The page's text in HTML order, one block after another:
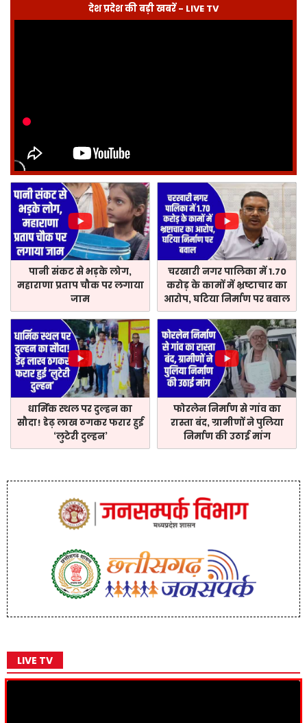
देश प्रदेश की बड़ी खबरें - LIVE TV
पानी संकट से भड़के लोग,
महाराणा प्रताप चौक पर लगाया
जाम
चरखारी नगर पालिका में 1.70
करोड़ के कामों में भ्रष्टाचार का
आरोप, घटिया निर्माण पर बवाल
धार्मिक स्थल पर दुल्हन का
सौदा! डेढ़ लाख ठगकर फरार हुई
‘लुटेरी दुल्हन’
फोरलेन निर्माण से गांव का
रास्ता बंद, ग्रामीणों ने पुलिया
निर्माण की उठाई मांग
LIVE TV